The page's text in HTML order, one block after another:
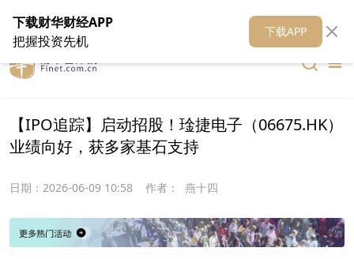
在线客服 关于我们 财华媒体矩阵 财华智库
【IPO追踪】启动招股！琻捷电子（06675.HK）
业绩向好，获多家基石支持
日期： 2026-06-09 10:58 作者： 燕十四
下载财华财经APP
把握投资先机
下载APP